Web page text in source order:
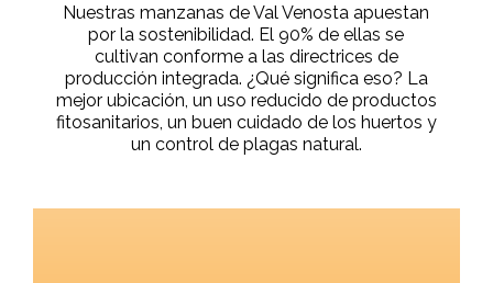
Nuestras manzanas de Val Venosta apuestan
por la sostenibilidad. El 90% de ellas se
cultivan conforme a las directrices de
producción integrada. ¿Qué significa eso? La
mejor ubicación, un uso reducido de productos
fitosanitarios, un buen cuidado de los huertos y
un control de plagas natural.